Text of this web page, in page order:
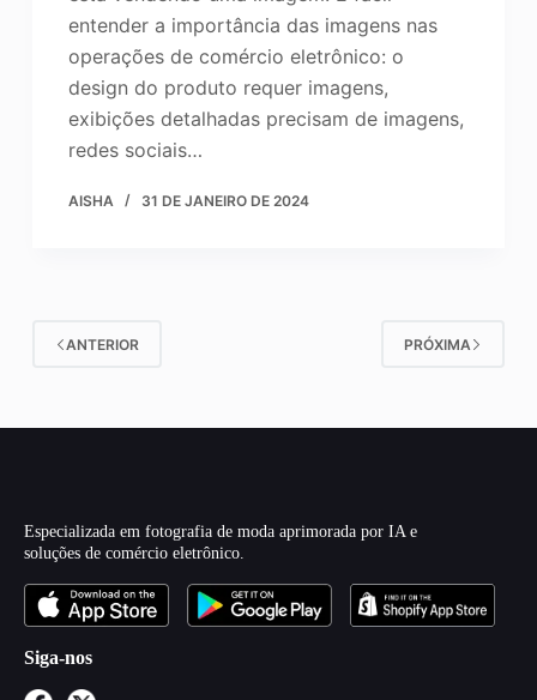
entender a importância das imagens nas
operações de comércio eletrônico: o
design do produto requer imagens,
exibições detalhadas precisam de imagens,
redes sociais…
AISHA 31 DE JANEIRO DE 2024
ANTERIOR PRÓXIMA
Especializada em fotografia de moda aprimorada por IA e
soluções de comércio eletrônico.
Siga-nos